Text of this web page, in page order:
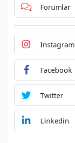
Forumlar
Instagram
Facebook
Twitter
Linkedin